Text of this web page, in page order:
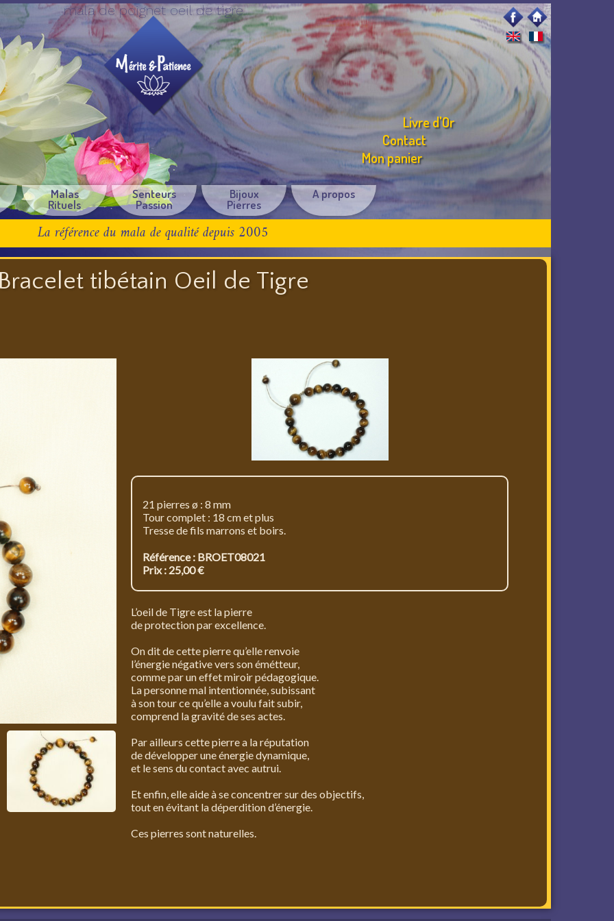
mala de poignet oeil de tigre
Malas
Rituels
Senteurs
Passion
Bijoux
Pierres
A propos
Livre d'Or
Contact
Mon panier
La référence du mala de qualité depuis 2005
tibétain Oeil de Tigre
21 pierres ø : 8 mm
Tour complet : 18 cm et plus
Tresse de fils marrons et boirs.
Référence : BROET08021
Prix : 25,00 €
L’oeil de Tigre est la pierre
de protection par excellence.
On dit de cette pierre qu’elle renvoie
l’énergie négative vers son émétteur,
comme par un effet miroir pédagogique.
La personne mal intentionnée, subissant
à son tour ce qu’elle a voulu fait subir,
comprend la gravité de ses actes.
Par ailleurs cette pierre a la réputation
de développer une énergie dynamique,
et le sens du contact avec autrui.
Et enfin, elle aide à se concentrer sur des objectifs,
tout en évitant la déperdition d’énergie.
Ces pierres sont naturelles.